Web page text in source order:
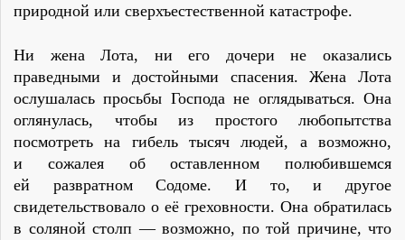
природной или сверхъестественной катастрофе.
Ни жена Лота, ни его дочери не оказались
праведными и достойными спасения. Жена Лота
ослушалась просьбы Господа не оглядываться. Она
оглянулась, чтобы из простого любопытства
посмотреть на гибель тысяч людей, а возможно,
и сожалея об оставленном полюбившемся
ей развратном Содоме. И то, и другое
свидетельствовало о её греховности. Она обратилась
в соляной столп — возможно, по той причине, что